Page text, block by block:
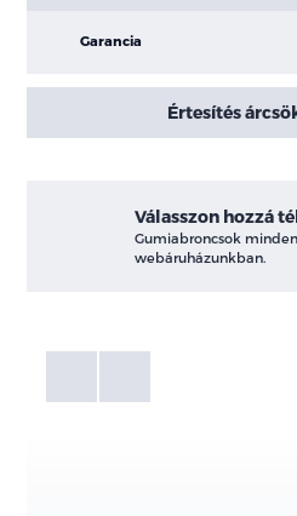
Garancia
Értesítés
Válasszon hozzá
Gumiabroncsok
webáruházunkban.
Galéria